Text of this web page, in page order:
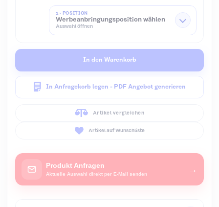
1 · POSITION
Werbeanbringungsposition wählen
Auswahl öffnen
In den Warenkorb
In Anfragekorb legen - PDF Angebot generieren
Artikel vergleichen
Artikel auf Wunschliste
Produkt Anfragen
Aktuelle Auswahl direkt per E-Mail senden →